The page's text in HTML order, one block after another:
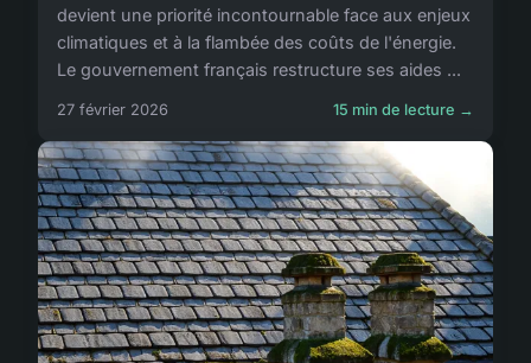
devient une priorité incontournable face aux enjeux
climatiques et à la flambée des coûts de l'énergie.
Le gouvernement français restructure ses aides ...
27 février 2026 15 min de lecture →